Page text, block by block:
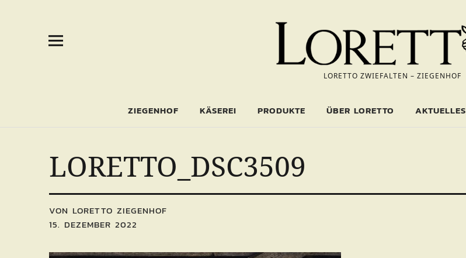
LORETTO ZWIEFALTEN – ZIEGENHOF
ZIEGENHOF KÄSEREI PRODUKTE ÜBER LORETTO AKTUELLES
LORETTO_DSC3509
VON LORETTO ZIEGENHOF
15. DEZEMBER 2022